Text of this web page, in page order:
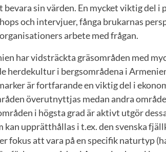
bevara sin värden. En mycket viktig del
och intervjuer, fånga brukarnas
arbete med frågan.
har vidsträckta gräsområden med
herdekultur i bergsområdena i
är fortfarande en viktig del i
överutnyttjas medan andra
i högsta grad är aktivt utgör
kan upprätthållas i t.ex. den svenska
fokus att vara på en specifik naturtyp